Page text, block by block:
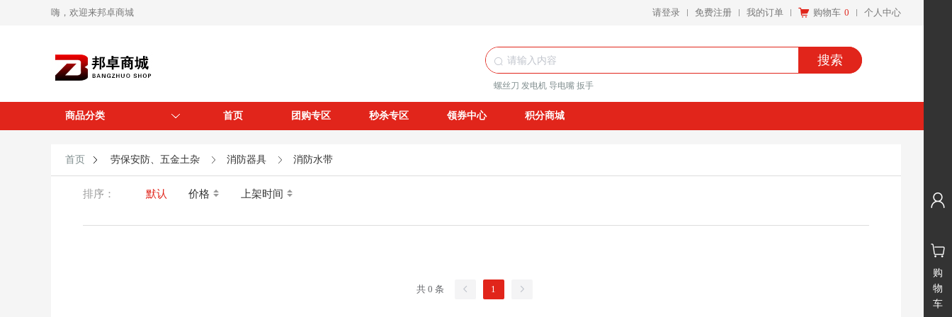
嗨，欢迎来邦卓商城 请登录 免费注册 我的订单 购物车 0 个人中心
搜索
螺丝刀 发电机 导电嘴 扳手
商品分类 首页 团购专区 秒杀专区 领券中心 积分商城
购
物
车
首页 劳保安防、五金土杂 消防器具 消防水带
排序： 默认 价格 上架时间
共 0 条 1